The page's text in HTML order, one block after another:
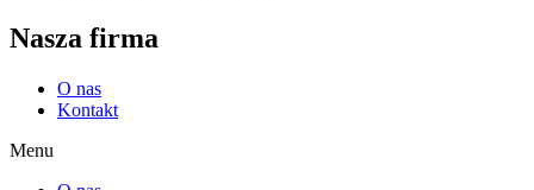
Nasza firma
O nas
Kontakt
Menu